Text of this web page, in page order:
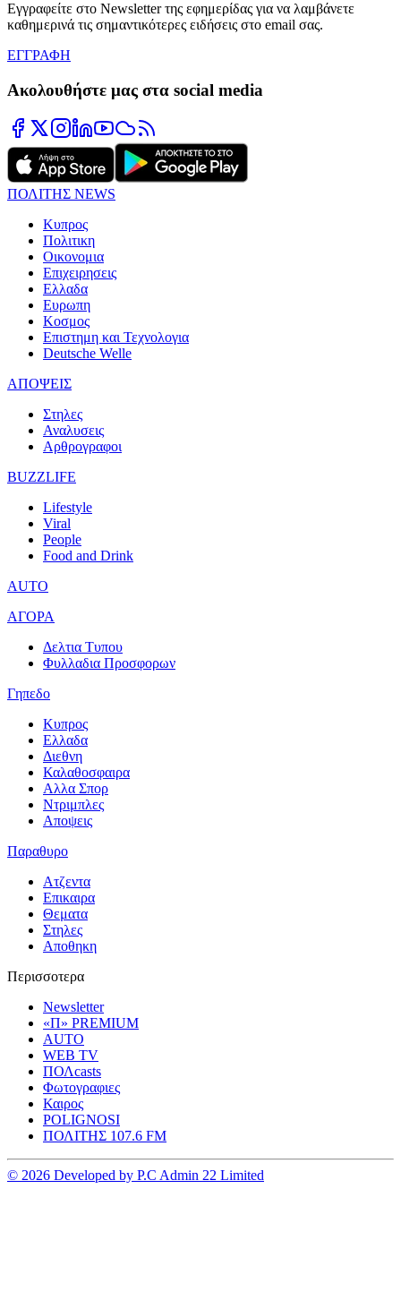
Εγγραφείτε στο Newsletter της εφημερίδας για να λαμβάνετε
καθημερινά τις σημαντικότερες ειδήσεις στο email σας.
ΕΓΓΡΑΦΗ
Ακολουθήστε μας στα social media
ΠΟΛΙΤΗΣ NEWS
Κυπρος
Πολιτικη
Οικονομια
Επιχειρησεις
Ελλαδα
Ευρωπη
Κοσμος
Επιστημη και Τεχνολογια
Deutsche Welle
ΑΠΟΨΕΙΣ
Στηλες
Αναλυσεις
Αρθρογραφοι
BUZZLIFE
Lifestyle
Viral
People
Food and Drink
AUTO
ΑΓΟΡΑ
Δελτια Τυπου
Φυλλαδια Προσφορων
Γηπεδο
Κυπρος
Ελλαδα
Διεθνη
Καλαθοσφαιρα
Αλλα Σπορ
Ντριμπλες
Αποψεις
Παραθυρο
Ατζεντα
Επικαιρα
Θεματα
Στηλες
Αποθηκη
Περισσοτερα
Newsletter
«Π» PREMIUM
AUTO
WEB TV
ΠΟΛcasts
Φωτογραφιες
Καιρος
POLIGNOSI
ΠΟΛΙΤΗΣ 107.6 FM
© 2026 Developed by P.C Admin 22 Limited